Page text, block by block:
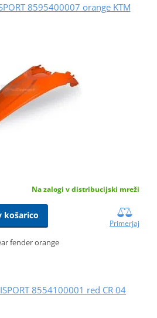
8595400007 orange KTM
Na zalogi v distribucijski mreži
košarico
Primerjaj
fender orange
8554100001 red CR 04